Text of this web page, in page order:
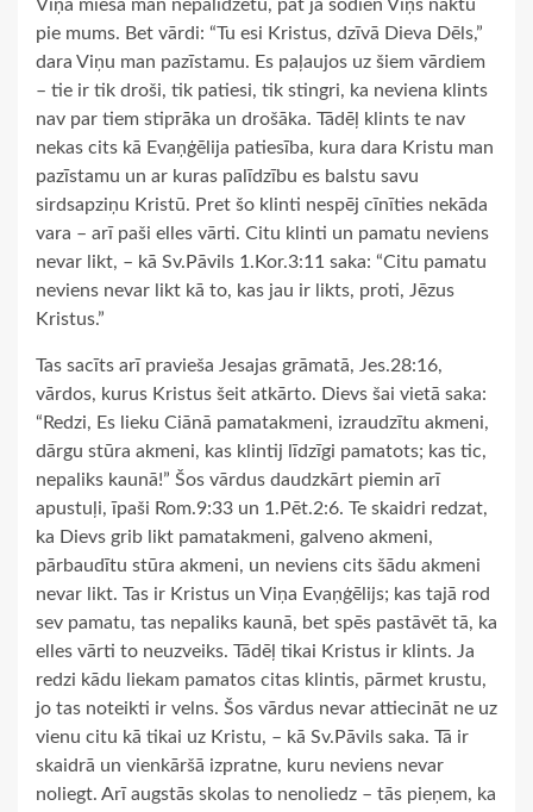
Viņa miesa man nepalīdzētu, pat ja šodien Viņš nāktu
pie mums. Bet vārdi: “Tu esi Kristus, dzīvā Dieva Dēls,”
dara Viņu man pazīstamu. Es paļaujos uz šiem vārdiem
– tie ir tik droši, tik patiesi, tik stingri, ka neviena klints
nav par tiem stiprāka un drošāka. Tādēļ klints te nav
nekas cits kā Evaņģēlija patiesība, kura dara Kristu man
pazīstamu un ar kuras palīdzību es balstu savu
sirdsapziņu Kristū. Pret šo klinti nespēj cīnīties nekāda
vara – arī paši elles vārti. Citu klinti un pamatu neviens
nevar likt, – kā Sv.Pāvils 1.Kor.3:11 saka: “Citu pamatu
neviens nevar likt kā to, kas jau ir likts, proti, Jēzus
Kristus.”
Tas sacīts arī pravieša Jesajas grāmatā, Jes.28:16,
vārdos, kurus Kristus šeit atkārto. Dievs šai vietā saka:
“Redzi, Es lieku Ciānā pamatakmeni, izraudzītu akmeni,
dārgu stūra akmeni, kas klintij līdzīgi pamatots; kas tic,
nepaliks kaunā!” Šos vārdus daudzkārt piemin arī
apustuļi, īpaši Rom.9:33 un 1.Pēt.2:6. Te skaidri redzat,
ka Dievs grib likt pamatakmeni, galveno akmeni,
pārbaudītu stūra akmeni, un neviens cits šādu akmeni
nevar likt. Tas ir Kristus un Viņa Evaņģēlijs; kas tajā rod
sev pamatu, tas nepaliks kaunā, bet spēs pastāvēt tā, ka
elles vārti to neuzveiks. Tādēļ tikai Kristus ir klints. Ja
redzi kādu liekam pamatos citas klintis, pārmet krustu,
jo tas noteikti ir velns. Šos vārdus nevar attiecināt ne uz
vienu citu kā tikai uz Kristu, – kā Sv.Pāvils saka. Tā ir
skaidrā un vienkāršā izpratne, kuru neviens nevar
noliegt. Arī augstās skolas to nenoliedz – tās pieņem, ka